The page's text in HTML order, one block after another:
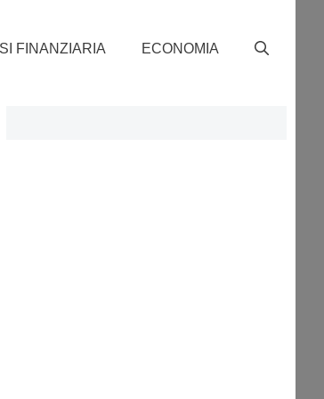
FINANZIARIA ECONOMIA